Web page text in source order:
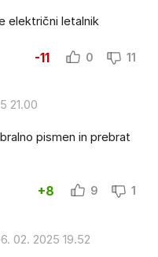
električni letalnik
-11 0 11
21.00
pismen in prebrat
+8 9 1
02. 2025 19.52